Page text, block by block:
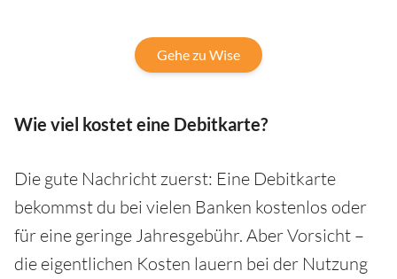
Gehe zu Wise
Wie viel kostet eine Debitkarte?
Die gute Nachricht zuerst: Eine Debitkarte
bekommst du bei vielen Banken kostenlos oder
für eine geringe Jahresgebühr. Aber Vorsicht –
die eigentlichen Kosten lauern bei der Nutzung